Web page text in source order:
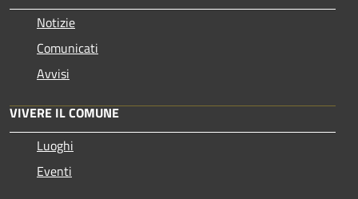
Notizie
Comunicati
Avvisi
VIVERE IL COMUNE
Luoghi
Eventi